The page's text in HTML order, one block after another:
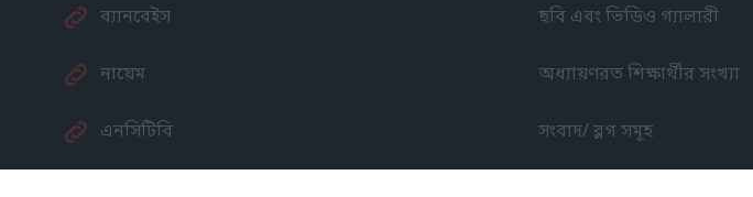
ব্যানবেইস
নায়েম
এনসিটিবি
ছবি এবং ভিডিও গ্যালারী
অধ্যায়ণরত শিক্ষার্থীর সংখ্যা
সংবাদ/ ব্লগ সমূহ